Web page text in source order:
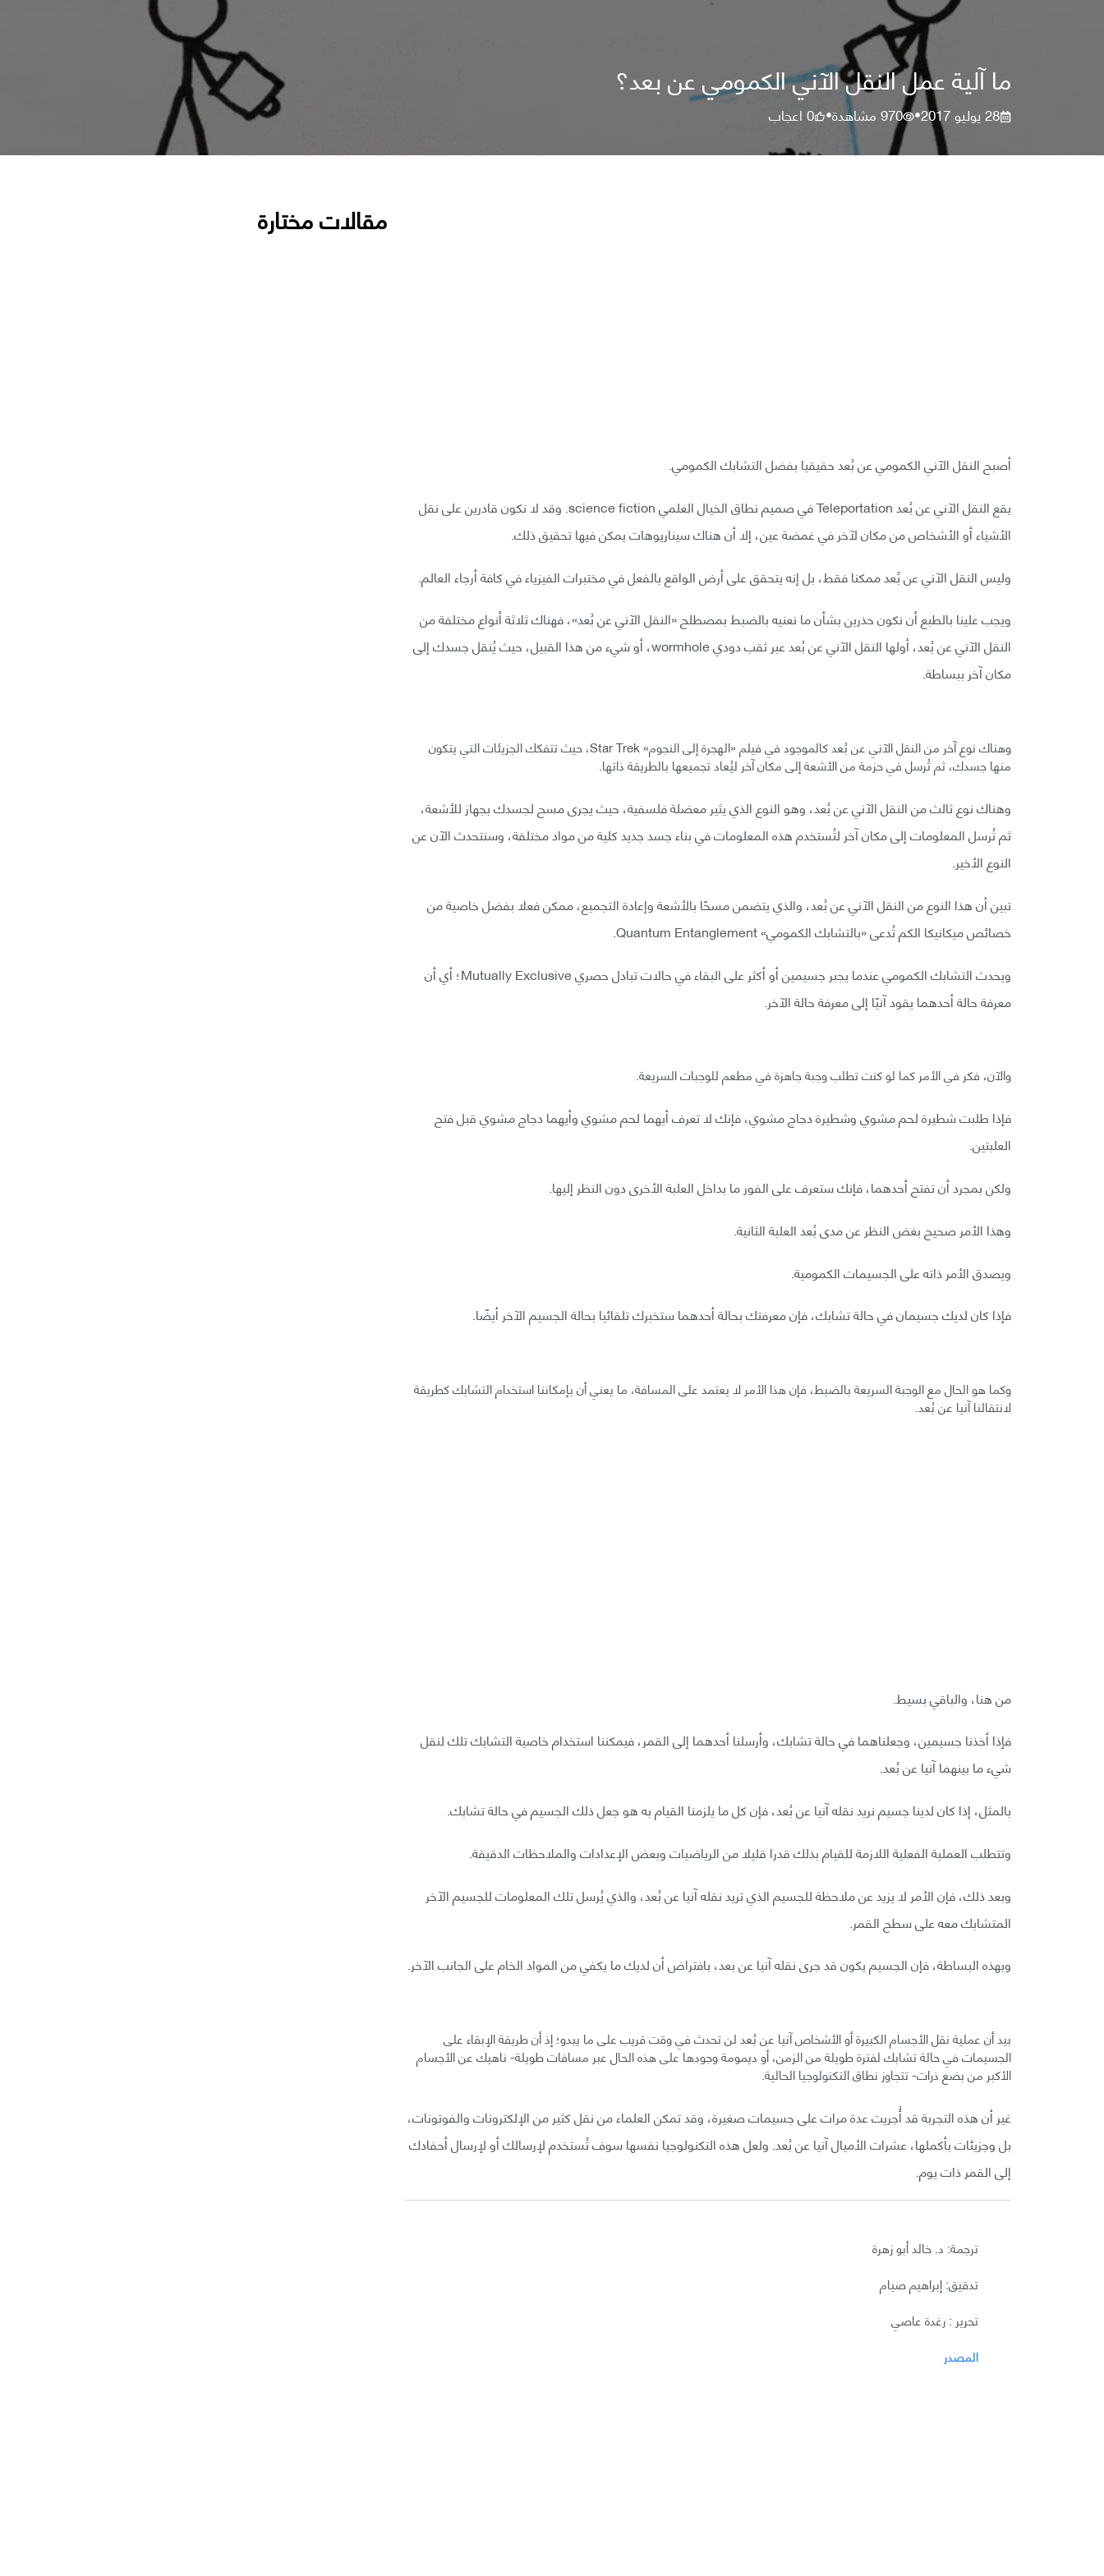
ما آلية عمل النقل الآني الكمومي عن بعد؟
28 يوليو 2017 •
970مشاهدة•
0اعجاب
أصبح النقل الآني الكمومي عن بُعد حقيقيا بفضل التشابك الكمومي.
يقع النقل الآني عن بُعد Teleportation في صميم نطاق الخيال العلمي science fiction. وقد لا نكون قادرين على نقل
الأشياء أو الأشخاص من مكان لآخر في غمضة عين، إلا أن هناك سيناريوهات يمكن فيها تحقيق ذلك.
وليس النقل الآني عن بُعد ممكنا فقط، بل إنه يتحقق على أرض الواقع بالفعل في مختبرات الفيزياء في كافة أرجاء العالم.
ويجب علينا بالطبع أن نكون حذرين بشأن ما نعنيه بالضبط بمصطلح «النقل الآني عن بُعد»، فهناك ثلاثة أنواع مختلفة من
النقل الآني عن بُعد، أولها النقل الآني عن بُعد عبر ثقب دودي wormhole، أو شيء من هذا القبيل، حيث يُنقل جسدك إلى
مكان آخر ببساطة.
وهناك نوع آخر من النقل الآني عن بُعد كالموجود في فيلم «الهجرة إلى النجوم» Star Trek، حيث تتفكك الجزيئات التي يتكون
منها جسدك، ثم تُرسل في حزمة من الأشعة إلى مكان آخر ليُعاد تجميعها بالطريقة ذاتها.
وهناك نوع ثالث من النقل الآني عن بُعد، وهو النوع الذي يثير معضلة فلسفية، حيث يجرى مسح لجسدك بجهاز للأشعة،
ثم تُرسل المعلومات إلى مكان آخر لتُستخدم هذه المعلومات في بناء جسد جديد كلية من مواد مختلفة، وسنتحدث الآن عن
النوع الأخير.
تبين أن هذا النوع من النقل الآني عن بُعد، والذي يتضمن مسحًا بالأشعة وإعادة التجميع، ممكن فعلا بفضل خاصية من
خصائص ميكانيكا الكم تُدعى «بالتشابك الكمومي» Quantum Entanglement.
ويحدث التشابك الكمومي عندما يجبر جسيمين أو أكثر على البقاء في حالات تبادل حصري Mutually Exclusive؛ أي أن
معرفة حالة أحدهما يقود آنيًا إلى معرفة حالة الآخر.
والآن، فكر في الأمر كما لو كنت تطلب وجبة جاهزة في مطعم للوجبات السريعة.
فإذا طلبت شطيرة لحم مشوي وشطيرة دجاج مشوي، فإنك لا تعرف أيهما لحم مشوي وأيهما دجاج مشوي قبل فتح
العلبتين.
ولكن بمجرد أن تفتح أحدهما، فإنك ستعرف على الفور ما بداخل العلبة الأخرى دون النظر إليها.
وهذا الأمر صحيح بغض النظر عن مدى بُعد العلبة الثانية.
ويصدق الأمر ذاته على الجسيمات الكمومية.
فإذا كان لديك جسيمان في حالة تشابك، فإن معرفتك بحالة أحدهما ستخبرك تلقائيا بحالة الجسيم الآخر أيضًا.
وكما هو الحال مع الوجبة السريعة بالضبط، فإن هذا الأمر لا يعتمد على المسافة، ما يعني أن بإمكاننا استخدام التشابك كطريقة
لانتقالنا آنيا عن بُعد.
من هنا، والباقي بسيط.
فإذا أخذنا جسيمين، وجعلناهما في حالة تشابك، وأرسلنا أحدهما إلى القمر، فيمكننا استخدام خاصية التشابك تلك لنقل
شيء ما بينهما آنيا عن بُعد.
بالمثل، إذا كان لدينا جسيم نريد نقله آنيا عن بُعد، فإن كل ما يلزمنا القيام به هو جعل ذلك الجسيم في حالة تشابك.
وتتطلب العملية الفعلية اللازمة للقيام بذلك قدرا قليلا من الرياضيات وبعض الإعدادات والملاحظات الدقيقة.
وبعد ذلك، فإن الأمر لا يزيد عن ملاحظة للجسيم الذي تريد نقله آنيا عن بُعد، والذي يُرسل تلك المعلومات للجسيم الآخر
المتشابك معه على سطح القمر.
وبهذه البساطة، فإن الجسيم يكون قد جرى نقله آنيا عن بعد، بافتراض أن لديك ما يكفي من المواد الخام على الجانب الآخر.
بيد أن عملية نقل الأجسام الكبيرة أو الأشخاص آنيا عن بُعد لن تحدث في وقت قريب على ما يبدو؛ إذ أن طريقة الإبقاء على
الجسيمات في حالة تشابك لفترة طويلة من الزمن، أو ديمومة وجودها على هذه الحال عبر مسافات طويلة- ناهيك عن الأجسام
الأكبر من بضع ذرات- تتجاوز نطاق التكنولوجيا الحالية.
غير أن هذه التجربة قد أُجريت عدة مرات على جسيمات صغيرة، وقد تمكن العلماء من نقل كثير من الإلكترونات والفوتونات،
بل وجزيئات بأكملها، عشرات الأميال آنيا عن بُعد. ولعل هذه التكنولوجيا نفسها سوف تُستخدم لإرسالك أو لإرسال أحفادك
إلى القمر ذات يوم.
ترجمة: د. خالد أبو زهرة
تدقيق: إبراهيم صيام
تحرير : رغدة عاصي
المصدر
مقالات مختارة